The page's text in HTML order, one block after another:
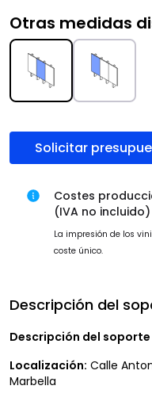
Otras medidas
Solicitar
Costes
(IVA no incluido)
La impresión de los
coste único.
Descripción del
Descripción del soporte
Localización: Calle
Marbella